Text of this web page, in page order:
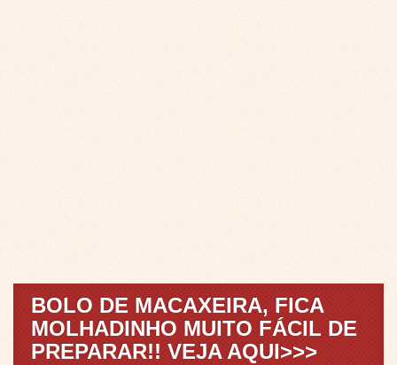
BOLO DE MACAXEIRA, FICA
MOLHADINHO MUITO FÁCIL DE
PREPARAR!! VEJA AQUI>>>